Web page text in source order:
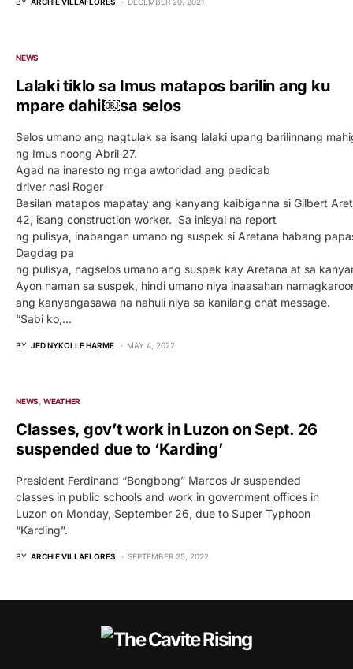
BY ARCHIE VILLAFLORES DECEMBER 20, 2021
NEWS
Lalaki tiklo sa Imus matapos barilin ang ku
mpare dahil￼sa selos
Selos umano ang nagtulak sa isang lalaki upang barilinnang
ng Imus noong Abril 27.
Agad na inaresto ng mga awtoridad ang pedicab
driver nasi Roger
Basilan matapos mapatay ang kanyang kaibiganna si Gilbert
42, isang construction worker. Sa inisyal na report
ng pulisya, inabangan umano ng suspek si Aretana habang
Dagdag pa
ng pulisya, nagselos umano ang suspek kay Aretana at sa
Ayon naman sa suspek, hindi umano niya inaasahan
ang kanyangasawa na nahuli niya sa kanilang chat message.
“Sabi ko,…
BY JED NYKOLLE HARME MAY 4, 2022
NEWS WEATHER
Classes, gov’t work in Luzon on Sept. 26
suspended due to ‘Karding’
President Ferdinand “Bongbong” Marcos Jr suspended
classes in public schools and work in government offices in
Luzon on Monday, September 26, due to Super Typhoon
“Karding”.
BY ARCHIE VILLAFLORES SEPTEMBER 25, 2022